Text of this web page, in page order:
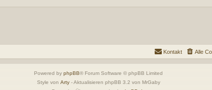
Alle
Kontakt
Powered by phpBB® Forum Software © phpBB Limited
Style von Arty- Aktualisieren phpBB 3.2 von MrGaby